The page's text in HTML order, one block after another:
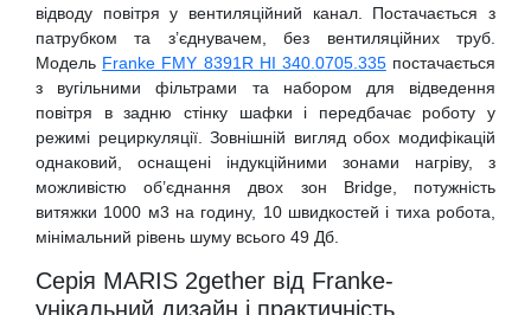
відводу повітря у вентиляційний канал. Постачається з
патрубком та з’єднувачем, без вентиляційних труб.
Модель Franke FMY 8391R HI 340.0705.335постачається
з вугільними фільтрами та набором для відведення
повітря в задню стінку шафки і передбачає роботу у
режимі рециркуляції. Зовнішній вигляд обох модифікацій
однаковий, оснащені індукційними зонами нагріву, з
можливістю об’єднання двох зон Bridge, потужність
витяжки 1000 м3 на годину, 10 швидкостей і тиха робота,
мінімальний рівень шуму всього 49 Дб.
Серія MARIS 2gether від Franke-
унікальний дизайн і практичність.